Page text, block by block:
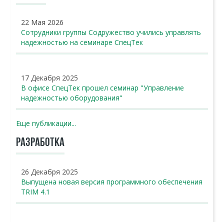
22 Мая 2026
Сотрудники группы Содружество учились управлять
надежностью на семинаре СпецТек
17 Декабря 2025
В офисе СпецТек прошел семинар "Управление
надежностью оборудования"
Еще публикации...
РАЗРАБОТКА
26 Декабря 2025
Выпущена новая версия программного обеспечения
TRIM 4.1